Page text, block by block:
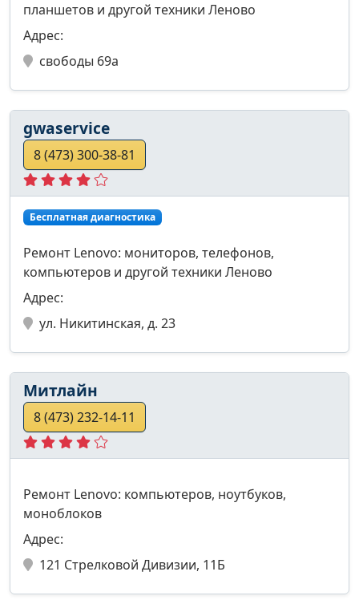
планшетов и другой техники Леново
Адрес:
свободы 69а
gwaservice
8 (473) 300-38-81
Бесплатная диагностика
Ремонт Lenovo: мониторов, телефонов,
компьютеров и другой техники Леново
Адрес:
ул. Никитинская, д. 23
Митлайн
8 (473) 232-14-11
Ремонт Lenovo: компьютеров, ноутбуков,
моноблоков
Адрес:
121 Стрелковой Дивизии, 11Б